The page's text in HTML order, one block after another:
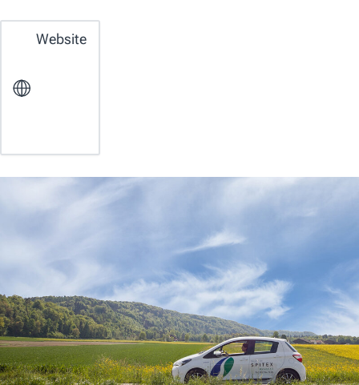
Website